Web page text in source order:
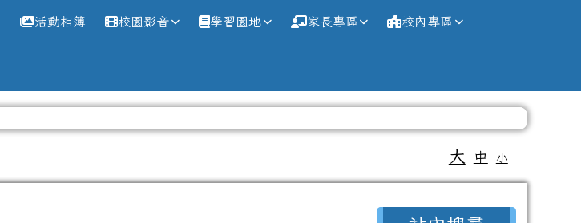
活動相簿 校園影音 學習園地 家長專區 校內專區
大 中 小